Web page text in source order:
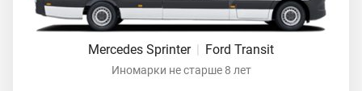
Mercedes Sprinter | Ford Transit
Иномарки не старше 8 лет